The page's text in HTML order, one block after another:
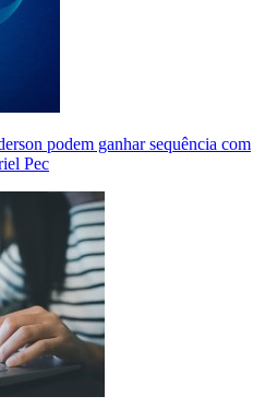
podem ganhar sequência com
Pec